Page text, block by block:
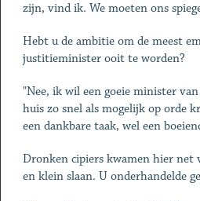
zijn, vind ik. We moeten ons
Hebt u de ambitie om de meest
justitieminister ooit te worden?
"Nee, ik wil een goeie minister
huis zo snel als mogelijk op orde
een dankbare taak, wel een
Dronken cipiers kwamen hier net
en klein slaan. U onderhandelde